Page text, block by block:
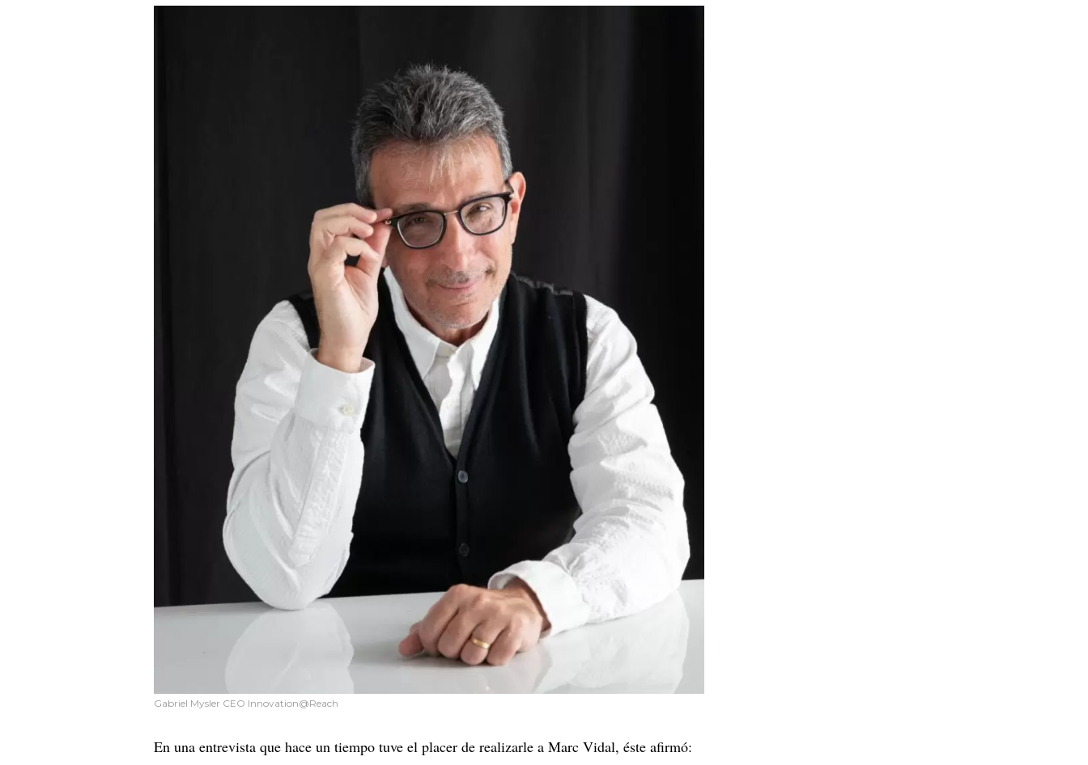
Gabriel Mysler CEO Innovation@Reach
En una entrevista que hace un tiempo tuve el placer de realizarle a Marc Vidal, éste afirmó: